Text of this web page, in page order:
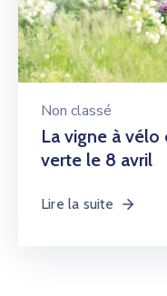
Non classé
La vigne à vélo
verte le 8 avril
Lire la suite